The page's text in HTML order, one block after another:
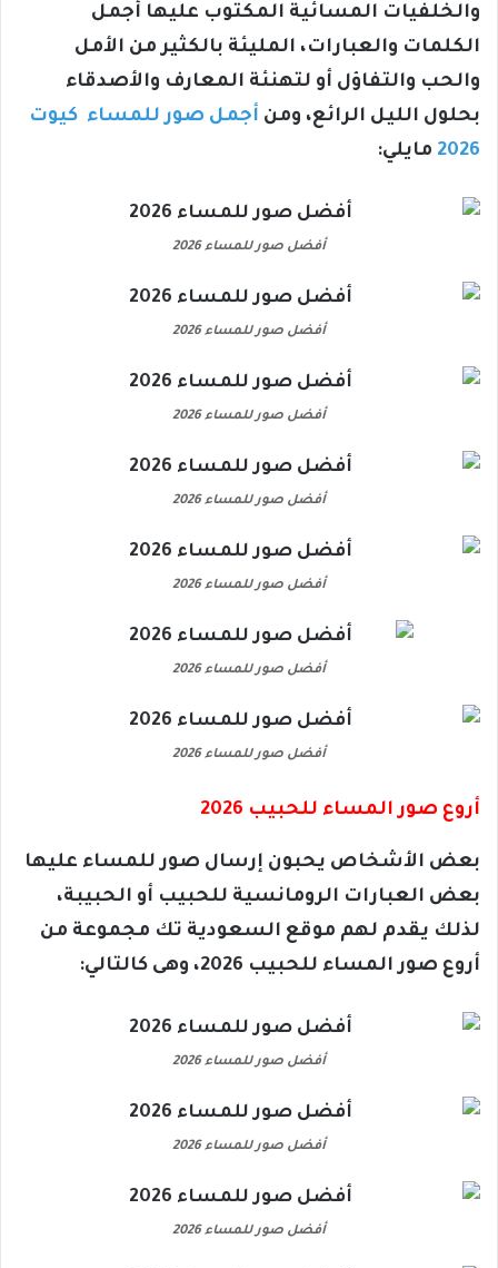
والخلفيات المسائية المكتوب عليها أجمل
الكلمات والعبارات، المليئة بالكثير من الأمل
والحب والتفاؤل أو لتهنئة المعارف والأصدقاء
بحلول الليل الرائع، ومن أجمل صور للمساء كيوت
2026 مايلي:
أفضل صور للمساء 2026
أفضل صور للمساء 2026
أفضل صور للمساء 2026
أفضل صور للمساء 2026
أفضل صور للمساء 2026
أفضل صور للمساء 2026
أفضل صور للمساء 2026
أروع صور المساء للحبيب 2026
بعض الأشخاص يحبون إرسال صور للمساء عليها
بعض العبارات الرومانسية للحبيب أو الحبيبة،
لذلك يقدم لهم موقع السعودية تك مجموعة من
أروع صور المساء للحبيب 2026، وهى كالتالي:
أفضل صور للمساء 2026
أفضل صور للمساء 2026
أفضل صور للمساء 2026